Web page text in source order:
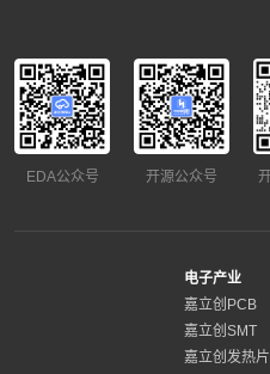
EDA公众号 开源公众号
电子产业
嘉立创PCB
嘉立创SMT
嘉立创发热片